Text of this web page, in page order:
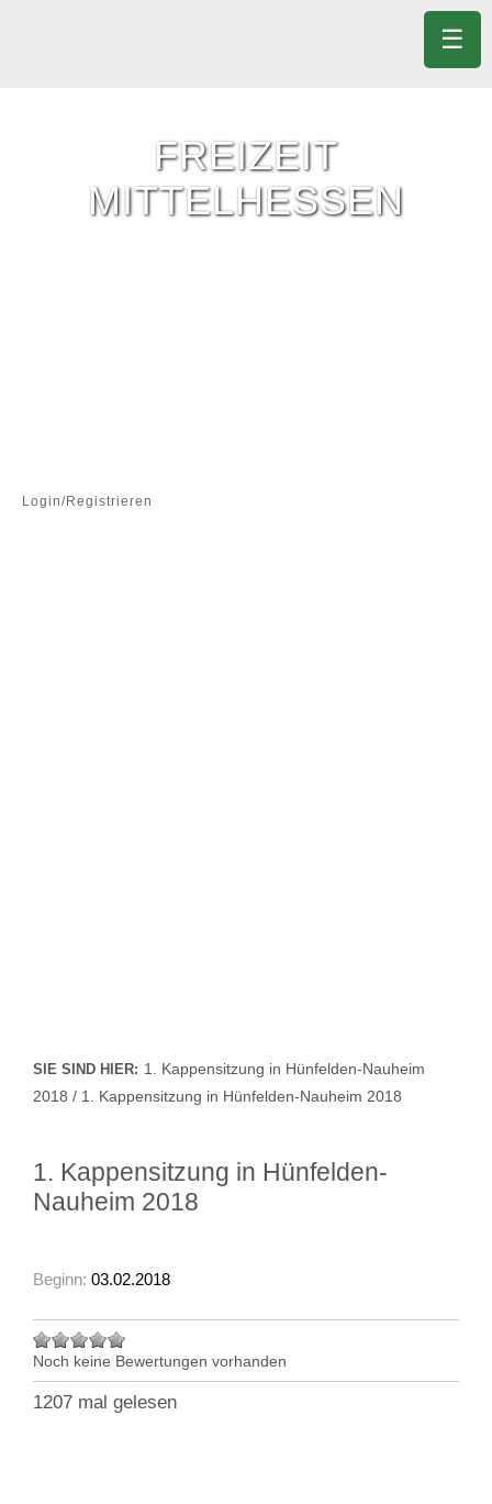
FREIZEIT
MITTELHESSEN
Login/Registrieren
SIE SIND HIER: 1. Kappensitzung in Hünfelden-Nauheim
2018 / 1. Kappensitzung in Hünfelden-Nauheim 2018
1. Kappensitzung in Hünfelden-
Nauheim 2018
Beginn: 03.02.2018
Noch keine Bewertungen vorhanden
1207 mal gelesen
☰